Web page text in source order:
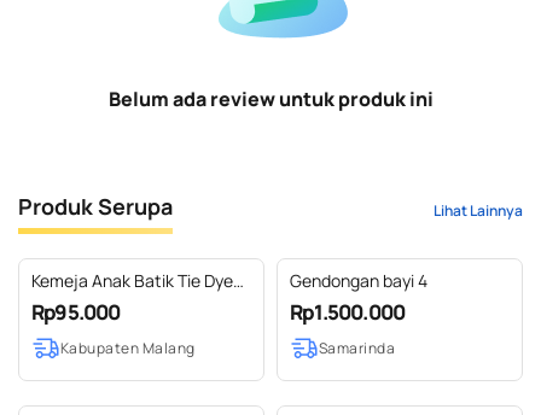
Belum ada review untuk produk ini
Produk Serupa Lihat Lainnya
Kemeja Anak Batik Tie Dye
Motif Floral Black
Rp95.000
Kabupaten Malang
Gendongan bayi 4
Rp1.500.000
Samarinda